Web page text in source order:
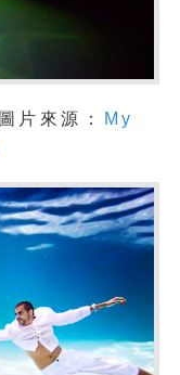
片來源：
My